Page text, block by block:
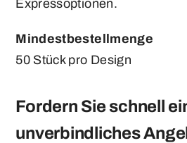
Expressoptionen.
Mindestbestellmenge
50 Stück pro Design
Fordern Sie schnell
unverbindliches